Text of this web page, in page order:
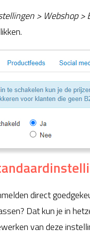
> Webshop >
direct
Dat kun je in
van deze